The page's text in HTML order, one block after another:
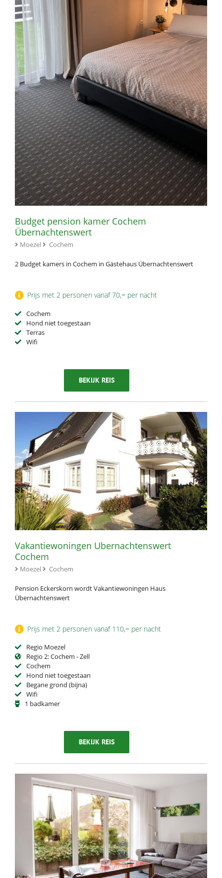
Budget pension kamer Cochem
Übernachtenswert
Moezel Cochem
2 Budget kamers in Cochem in Gästehaus Übernachtenswert
Prijs met 2 personen vanaf 70,= per nacht
Cochem
Hond niet toegestaan
Terras
Wifi
BEKIJK REIS
Vakantiewoningen Ubernachtenswert
Cochem
Moezel Cochem
Pension Eckerskorn wordt Vakantiewoningen Haus
Übernachtenswert
Prijs met 2 personen vanaf 110,= per nacht
Regio Moezel
Regio 2: Cochem - Zell
Cochem
Hond niet toegestaan
Begane grond (bijna)
Wifi
1 badkamer
BEKIJK REIS